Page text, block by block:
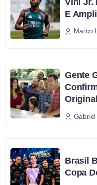
E
Marco
Gente
Original
Brasil
Copa